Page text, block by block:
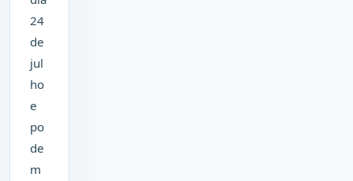
24
de
jul
ho
e
po
de
m